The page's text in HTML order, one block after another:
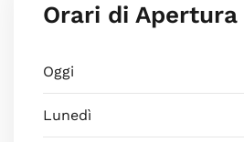
Orari di Apertura
Oggi
Lunedì